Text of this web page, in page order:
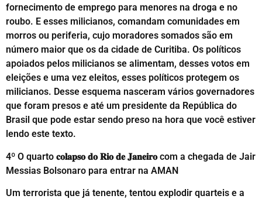
fornecimento de emprego para menores na droga e no
roubo. E esses milicianos, comandam comunidades em
morros ou periferia, cujo moradores somados são em
número maior que os da cidade de Curitiba. Os políticos
apoiados pelos milicianos se alimentam, desses votos em
eleições e uma vez eleitos, esses políticos protegem os
milicianos. Desse esquema nasceram vários governadores
que foram presos e até um presidente da República do
Brasil que pode estar sendo preso na hora que você estiver
lendo este texto.
4º O quarto 𝐜𝐨𝐥𝐚𝐩𝐬𝐨 𝐝𝐨 𝐑𝐢𝐨 𝐝𝐞 𝐉𝐚𝐧𝐞𝐢𝐫𝐨 com a chegada de Jair
Messias Bolsonaro para entrar na AMAN
Um terrorista que já tenente, tentou explodir quarteis e a